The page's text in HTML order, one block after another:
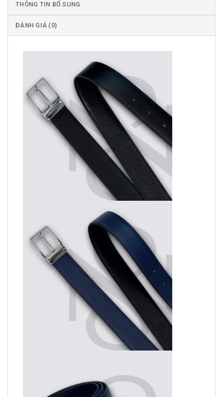
THÔNG TIN BỔ SUNG
ĐÁNH GIÁ (0)